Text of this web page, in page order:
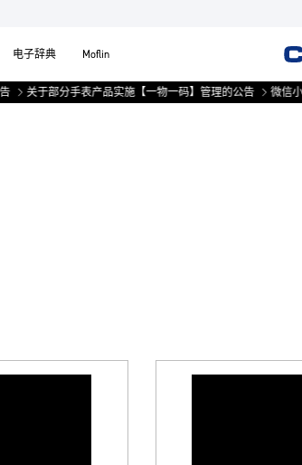
电子辞典 Moflin
关于部分手表产品实施【一物一码】管理的公告 微信小